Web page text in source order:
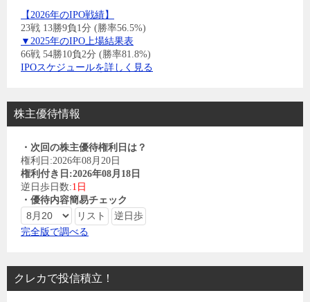
【2026年のIPO戦績】
23戦 13勝9負1分 (勝率56.5%)
▼2025年のIPO上場結果表
66戦 54勝10負2分 (勝率81.8%)
IPOスケジュールを詳しく見る
株主優待情報
・次回の株主優待権利日は？
権利日:2026年08月20日
権利付き日:2026年08月18日
逆日歩日数:1日
・優待内容簡易チェック
完全版で調べる
クレカで投信積立！